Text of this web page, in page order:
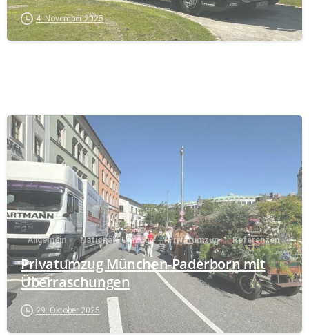
4. November 2025
Allgemein Nationale Umzüge Privatumzug Referenzen
Privatumzug München-Paderborn mit
Überraschungen
29. Oktober 2025